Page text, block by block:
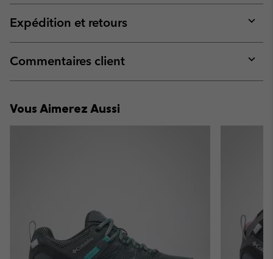
or
Expédition et retours
or
Commentaires client
or
Vous Aimerez Aussi